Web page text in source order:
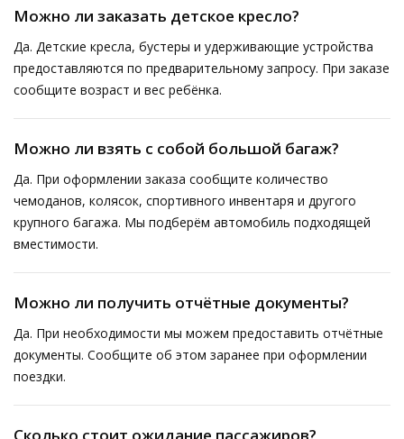
Можно ли заказать детское кресло?
Да. Детские кресла, бустеры и удерживающие устройства
предоставляются по предварительному запросу. При заказе
сообщите возраст и вес ребёнка.
Можно ли взять с собой большой багаж?
Да. При оформлении заказа сообщите количество
чемоданов, колясок, спортивного инвентаря и другого
крупного багажа. Мы подберём автомобиль подходящей
вместимости.
Можно ли получить отчётные документы?
Да. При необходимости мы можем предоставить отчётные
документы. Сообщите об этом заранее при оформлении
поездки.
Сколько стоит ожидание пассажиров?